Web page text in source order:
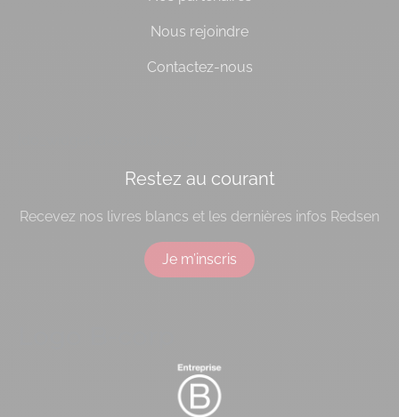
Nous rejoindre
Contactez-nous
Restez au courant
Recevez nos livres blancs et les dernières infos Redsen
Je m’inscris